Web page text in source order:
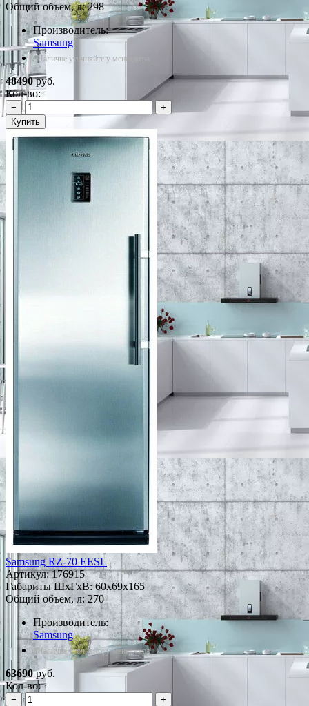
Общий объем, л: 298
Производитель:
Samsung
*Наличие уточняйте у менеджера
48490руб.
Кол-во:
−
+
Купить
Samsung RZ-70 EESL
Артикул:176915
Габариты ШxГxВ: 60x69x165
Общий объем, л: 270
Производитель:
Samsung
*Наличие уточняйте у менеджера
63690руб.
Кол-во:
−
+